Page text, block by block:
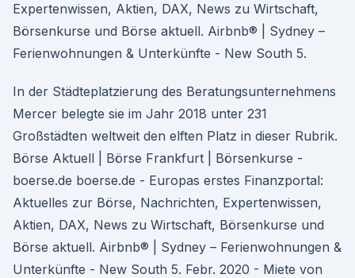
Expertenwissen, Aktien, DAX, News zu Wirtschaft,
Börsenkurse und Börse aktuell. Airbnb® | Sydney –
Ferienwohnungen & Unterkünfte - New South 5.
In der Städteplatzierung des Beratungsunternehmens
Mercer belegte sie im Jahr 2018 unter 231
Großstädten weltweit den elften Platz in dieser Rubrik.
Börse Aktuell | Börse Frankfurt | Börsenkurse -
boerse.de boerse.de - Europas erstes Finanzportal:
Aktuelles zur Börse, Nachrichten, Expertenwissen,
Aktien, DAX, News zu Wirtschaft, Börsenkurse und
Börse aktuell. Airbnb® | Sydney – Ferienwohnungen &
Unterkünfte - New South 5. Febr. 2020 - Miete von